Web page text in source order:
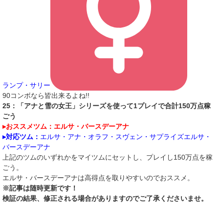
ランプ・サリー
90コンボなら皆出来るよね!!
25：「アナと雪の女王」シリーズを使って1プレイで合計150万点稼
ごう
▸おススメツム：エルサ・バースデーアナ
▸対応ツム： エルサ・アナ・オラフ・スヴェン・サプライズエルサ・
バースデーアナ
上記のツムのいずれかをマイツムにセットし、プレイし150万点を稼
ごう。
エルサ・バースデーアナは高得点を取りやすいのでおススメ。
※記事は随時更新です！
検証の結果、修正される場合がありますのでご了承くださいませ。